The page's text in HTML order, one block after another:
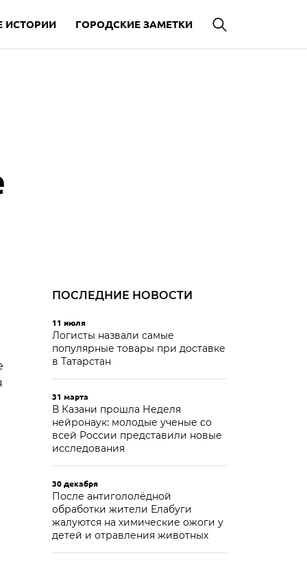
ИСТОРИИ ГОРОДСКИЕ ЗАМЕТКИ
ПОСЛЕДНИЕ НОВОСТИ
11 июля
Логисты назвали самые
популярные товары при доставке
в Татарстан
31 марта
В Казани прошла Неделя
нейронаук: молодые ученые со
всей России представили новые
исследования
30 декабря
После антигололёдной
обработки жители Елабуги
жалуются на химические ожоги у
детей и отравления животных